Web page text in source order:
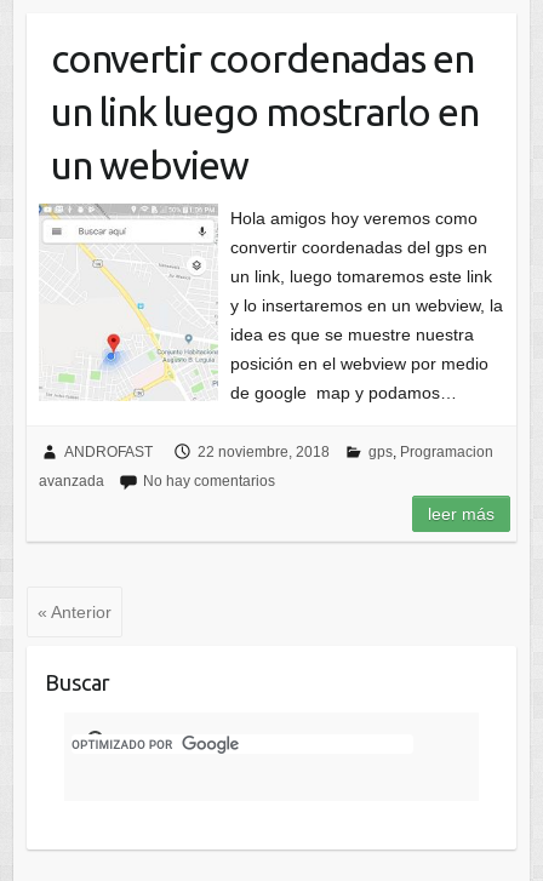
convertir coordenadas en
un link luego mostrarlo en
un webview
Hola amigos hoy veremos como
convertir coordenadas del gps en
un link, luego tomaremos este link
y lo insertaremos en un webview, la
idea es que se muestre nuestra
posición en el webview por medio
de google map y podamos…
ANDROFAST 22 noviembre, 2018 gps, Programacion
avanzada
No hay comentarios
leer más
« Anterior
Buscar